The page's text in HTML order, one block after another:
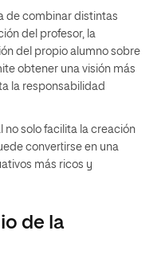
de combinar distintas
del profesor, la
del propio alumno sobre
obtener una visión más
la responsabilidad
no solo facilita la creación
convertirse en una
más ricos y
de la